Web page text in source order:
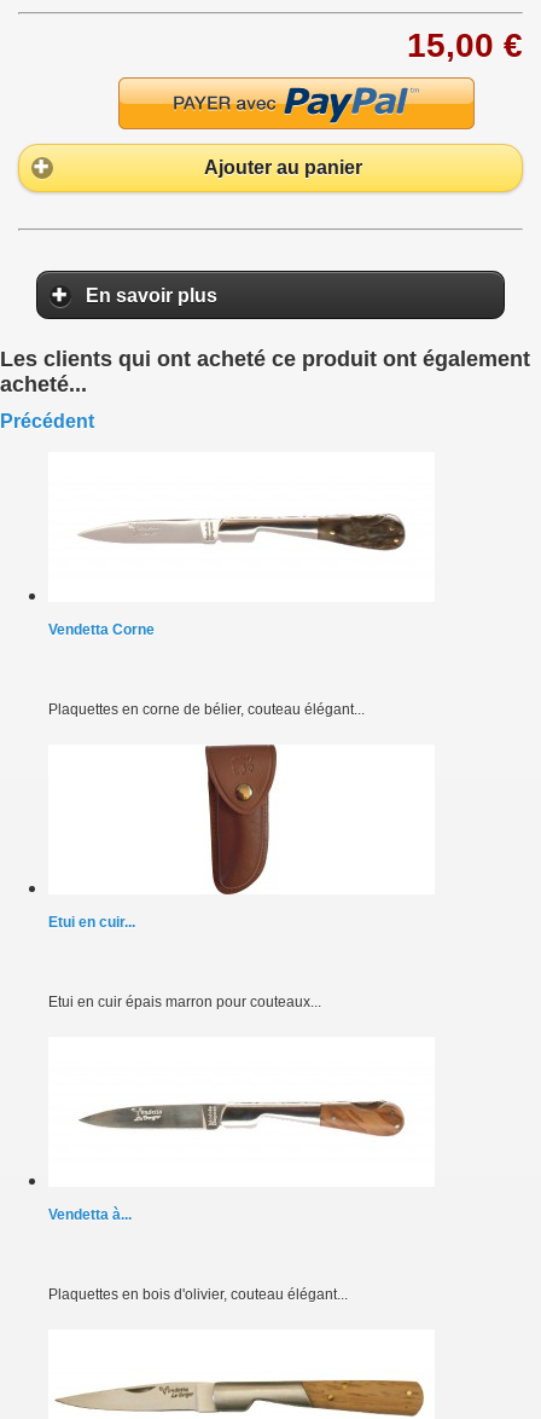
15,00 €
Ajouter au panier
En savoir plus
Les clients qui ont acheté ce produit ont également
acheté...
Précédent
Vendetta Corne
Plaquettes en corne de bélier, couteau élégant...
Etui en cuir...
Etui en cuir épais marron pour couteaux...
Vendetta à...
Plaquettes en bois d'olivier, couteau élégant...